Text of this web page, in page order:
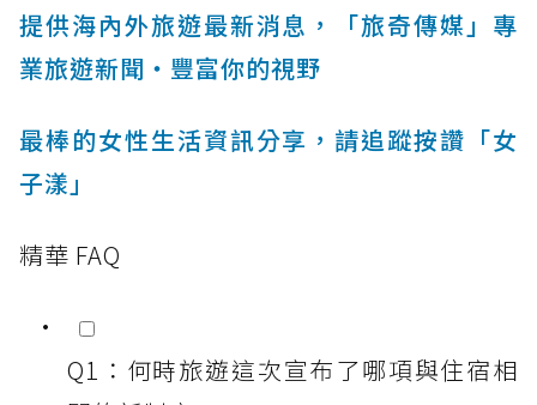
提供海內外旅遊最新消息，「旅奇傳媒」專
業旅遊新聞‧豐富你的視野
最棒的女性生活資訊分享，請追蹤按讚「女
子漾」
精華 FAQ
Q1：何時旅遊這次宣布了哪項與住宿相